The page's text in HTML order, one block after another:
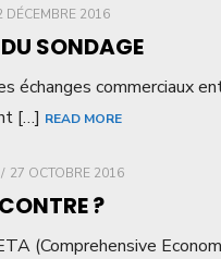
DÉCEMBRE 2016
SONDAGE
échanges commerciaux
[…] READ MORE
27 OCTOBRE 2016
?
(Comprehensive